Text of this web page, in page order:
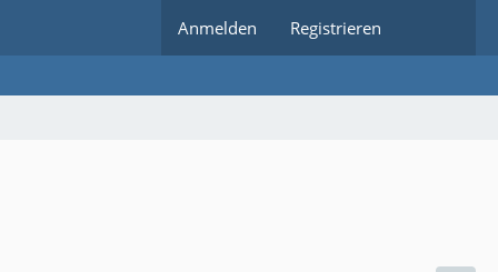
Anmelden Registrieren